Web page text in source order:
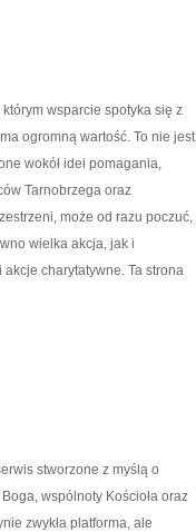
wsparcie spotyka się z
ogromną wartość. To nie jest
wokół idei pomagania,
Tarnobrzega oraz
może od razu poczuć,
wielka akcja, jak i
charytatywne. Ta strona
stworzone z myślą o
wspólnoty Kościoła oraz
zwykła platforma, ale